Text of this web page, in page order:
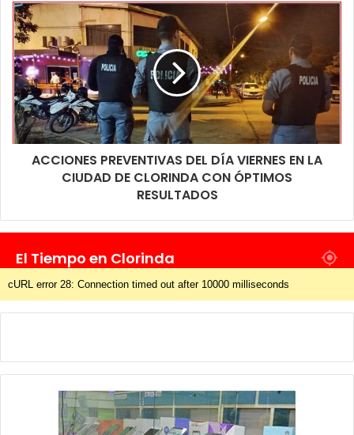
ACCIONES PREVENTIVAS DEL DÍA VIERNES EN LA
CIUDAD DE CLORINDA CON ÓPTIMOS
RESULTADOS
El Tiempo en Clorinda
cURL error 28: Connection timed out after 10000 milliseconds